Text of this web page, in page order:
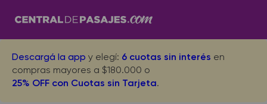
Descargá la app y elegí: 6 cuotas sin interés en
compras mayores a $180.000 o
25% OFF con Cuotas sin Tarjeta.